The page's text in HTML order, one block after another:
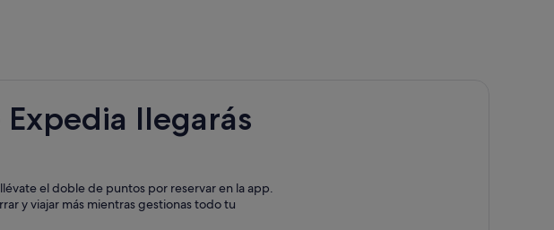
de 5 estrellas en Son Verí Nou
golf en S'Arenal
aventura en S'Arenal
en S'Arenal
llegarás
el doble de puntos por reservar en la app.
y viajar más mientras gestionas todo tu